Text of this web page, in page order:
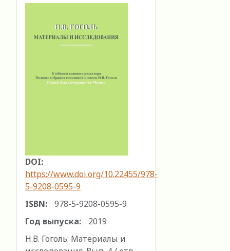
DOI:
https://www.doi.org/10.22455/978-
5-9208-0595-9
ISBN:
978-5-9208-0595-9
Год выпуска:
2019
Н.В. Гоголь: Материалы и